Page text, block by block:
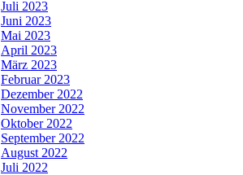
Juli 2023
Juni 2023
Mai 2023
April 2023
März 2023
Februar 2023
Dezember 2022
November 2022
Oktober 2022
September 2022
August 2022
Juli 2022